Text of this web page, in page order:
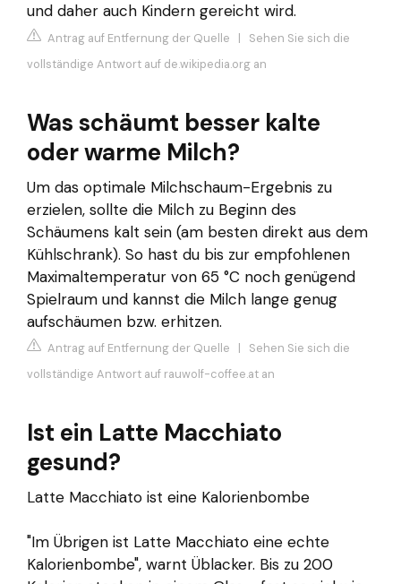
und daher auch Kindern gereicht wird.
Antrag auf Entfernung der Quelle | Sehen Sie sich die
vollständige Antwort auf de.wikipedia.org an
Was schäumt besser kalte
oder warme Milch?
Um das optimale Milchschaum-Ergebnis zu
erzielen, sollte die Milch zu Beginn des
Schäumens kalt sein (am besten direkt aus dem
Kühlschrank). So hast du bis zur empfohlenen
Maximaltemperatur von 65 °C noch genügend
Spielraum und kannst die Milch lange genug
aufschäumen bzw. erhitzen.
Antrag auf Entfernung der Quelle | Sehen Sie sich die
vollständige Antwort auf rauwolf-coffee.at an
Ist ein Latte Macchiato
gesund?
Latte Macchiato ist eine Kalorienbombe
"Im Übrigen ist Latte Macchiato eine echte
Kalorienbombe", warnt Üblacker. Bis zu 200